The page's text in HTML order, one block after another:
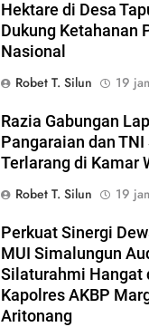
Hektare di Desa
Dukung Ketahanan
Nasional
Robet T. Silun
19
Razia Gabungan
Pangaraian dan
Terlarang di Kamar
Robet T. Silun
19
Perkuat Sinergi
MUI Simalungun
Silaturahmi Hangat
Kapolres AKBP
Aritonang